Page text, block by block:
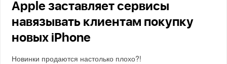
Apple заставляет сервисы
навязывать клиентам покупку
новых iPhone
Новинки продаются настолько плохо?!